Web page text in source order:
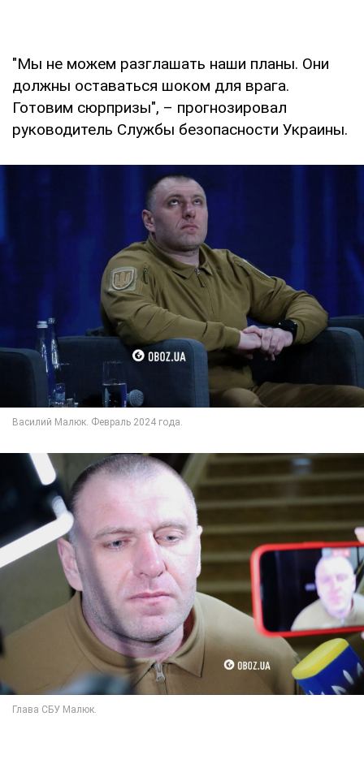
"Мы не можем разглашать наши планы. Они
должны оставаться шоком для врага.
Готовим сюрпризы", – прогнозировал
руководитель Службы безопасности Украины.